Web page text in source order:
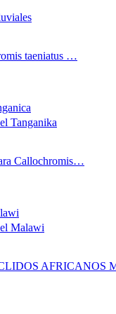
taeniatus …
Tanganika
Callochromis…
Malawi
AFRICANOS